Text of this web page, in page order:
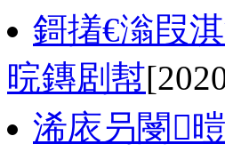
鎶撯€滃叚
晥鏄剧幇
浠庡叧閿